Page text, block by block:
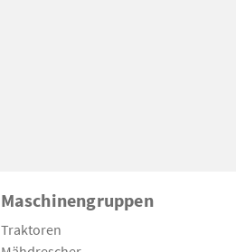
Maschinengruppen
Traktoren